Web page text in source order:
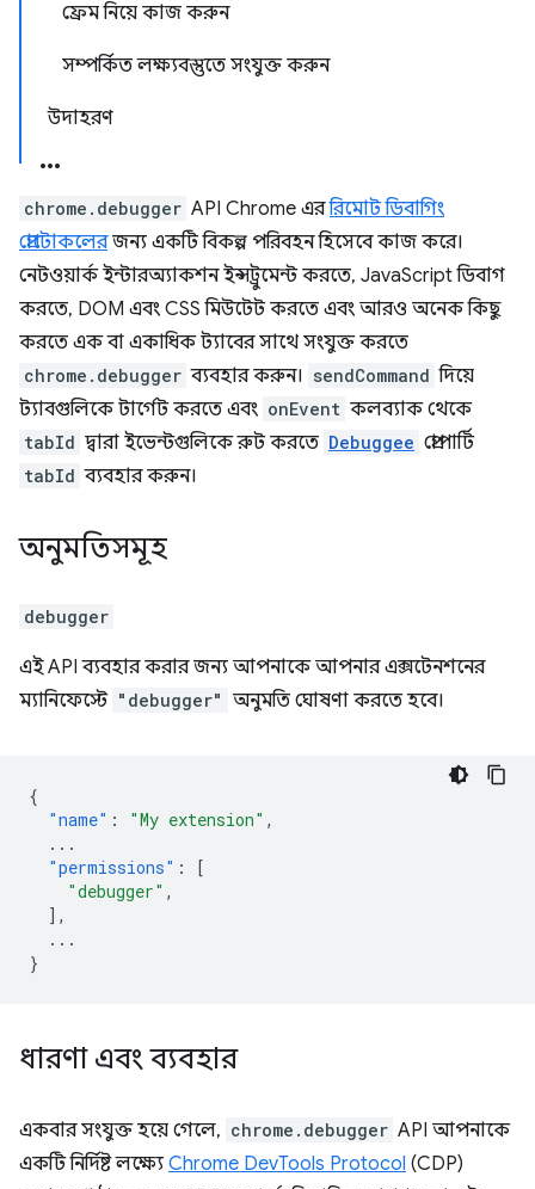
ফ্রেম নিয়ে কাজ করুন
সম্পর্কিত লক্ষ্যবস্তুতে সংযুক্ত করুন
উদাহরণ
chrome.debugger API Chrome এররিমোট ডিবাগিং
প্রোটোকলেরজন্য একটি বিকল্প পরিবহন হিসেবে কাজ করে।
নেটওয়ার্ক ইন্টারঅ্যাকশন ইন্সট্রুমেন্ট করতে, JavaScript ডিবাগ
করতে, DOM এবং CSS মিউটেট করতে এবং আরও অনেক কিছু
করতে এক বা একাধিক ট্যাবের সাথে সংযুক্ত করতে
chrome.debugger ব্যবহার করুন। sendCommand দিয়ে
ট্যাবগুলিকে টার্গেট করতে এবং onEvent কলব্যাক থেকে
tabId দ্বারা ইভেন্টগুলিকে রুট করতে Debuggee প্রোপার্টি
tabId ব্যবহার করুন।
অনুমতিসমূহ
debugger
এই API ব্যবহার করার জন্য আপনাকে আপনার এক্সটেনশনের
ম্যানিফেস্টে "debugger" অনুমতি ঘোষণা করতে হবে।
{
"name" : "My extension" ,
...
"permissions" :
[
"debugger" ,
],
...
}
ধারণা এবং ব্যবহার
একবার সংযুক্ত হয়ে গেলে, chrome.debugger API আপনাকে
একটি নির্দিষ্ট লক্ষ্যে Chrome DevTools Protocol (CDP)